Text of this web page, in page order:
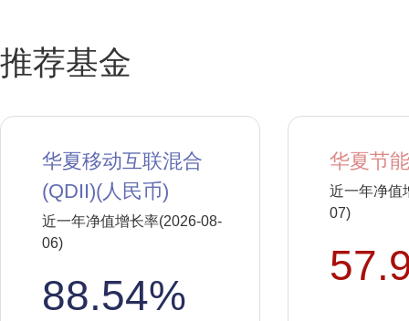
推荐基金
华夏移动互联混合
(QDII)(人民币)
近一年净值增长率(2026-08-
06)
88.54%
华夏节
近一年净值
07)